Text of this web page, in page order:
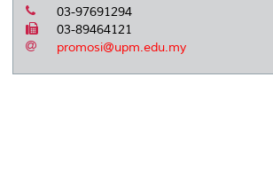
03-97691294
03-89464121
promosi@upm.edu.my